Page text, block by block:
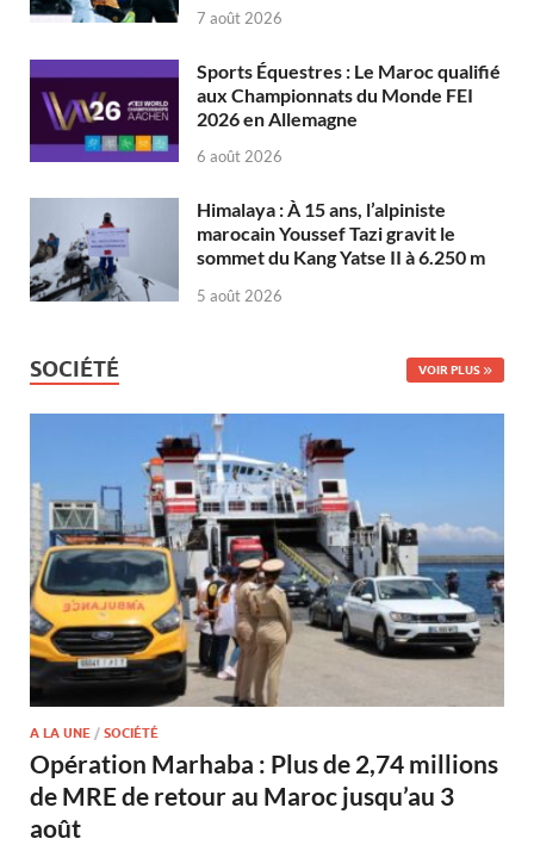
7 août 2026
Sports Équestres : Le Maroc qualifié
aux Championnats du Monde FEI
2026 en Allemagne
6 août 2026
Himalaya : À 15 ans, l’alpiniste
marocain Youssef Tazi gravit le
sommet du Kang Yatse II à 6.250 m
5 août 2026
SOCIÉTÉ VOIR PLUS
A LA UNE / SOCIÉTÉ
Opération Marhaba : Plus de 2,74 millions
de MRE de retour au Maroc jusqu’au 3
août